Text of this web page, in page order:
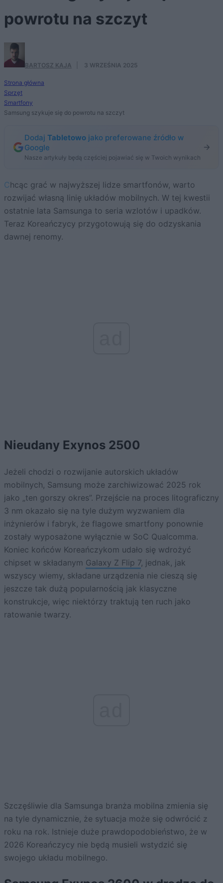
powrotu na szczyt
BARTOSZ KAJA 3 WRZEŚNIA 2025
Strona główna
Sprzęt
Smartfony
Samsung szykuje się do powrotu na szczyt
Dodaj Tabletowo jako preferowane źródło w
Google
Nasze artykuły będą częściej pojawiać się w Twoich wynikach
Chcąc grać w najwyższej lidze smartfonów, warto
rozwijać własną linię układów mobilnych. W tej kwestii
ostatnie lata Samsunga to seria wzlotów i upadków.
Teraz Koreańczycy przygotowują się do odzyskania
dawnej renomy.
Nieudany Exynos 2500
Jeżeli chodzi o rozwijanie autorskich układów
mobilnych, Samsung może zarchiwizować 2025 rok
jako „ten gorszy okres”. Przejście na proces litograficzny
3 nm okazało się na tyle dużym wyzwaniem dla
inżynierów i fabryk, że flagowe smartfony ponownie
zostały wyposażone wyłącznie w SoC Qualcomma.
Koniec końców Koreańczykom udało się wdrożyć
chipset w składanym Galaxy Z Flip 7, jednak, jak
wszyscy wiemy, składane urządzenia nie cieszą się
jeszcze tak dużą popularnością jak klasyczne
konstrukcje, więc niektórzy traktują ten ruch jako
ratowanie twarzy.
Szczęśliwie dla Samsunga branża mobilna zmienia się
na tyle dynamicznie, że sytuacja może się odwrócić z
roku na rok. Istnieje duże prawdopodobieństwo, że w
2026 Koreańczycy nie będą musieli wstydzić się
swojego układu mobilnego.